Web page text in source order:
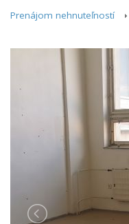
Prenájom nehnuteľností